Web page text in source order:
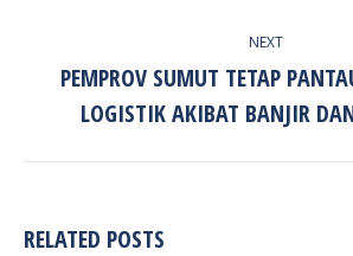
NEXT
Next
post:
PEMPROV SUMUT TETAP
LOGISTIK AKIBAT BANJIR
RELATED POSTS